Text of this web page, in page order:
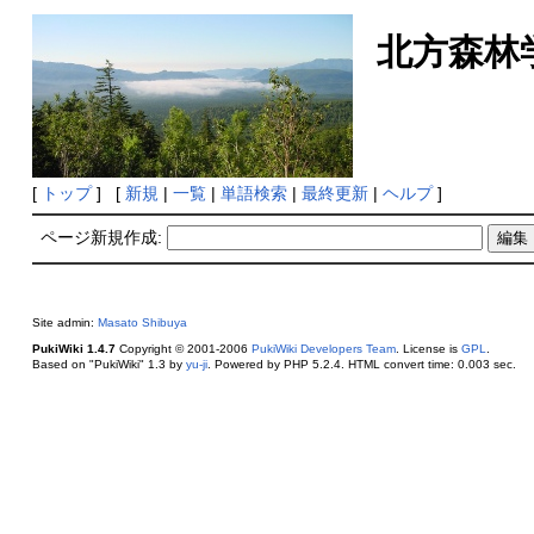
北方森林
[ トップ] [ 新規 | 一覧| 単語検索| 最終更新| ヘルプ]
ページ新規作成:
Site admin: Masato Shibuya
PukiWiki 1.4.7Copyright © 2001-2006 PukiWiki Developers Team. License is GPL
Based on "PukiWiki" 1.3 by yu-ji. Powered by PHP 5.2.4. HTML convert time: 0.003 sec.